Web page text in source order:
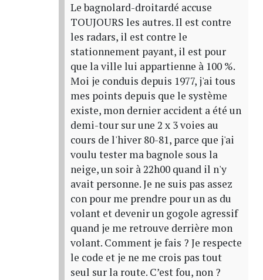
Le bagnolard-droitardé accuse
TOUJOURS les autres. Il est contre
les radars, il est contre le
stationnement payant, il est pour
que la ville lui appartienne à 100 %.
Moi je conduis depuis 1977, j'ai tous
mes points depuis que le système
existe, mon dernier accident a été un
demi-tour sur une 2 x 3 voies au
cours de l'hiver 80-81, parce que j'ai
voulu tester ma bagnole sous la
neige, un soir à 22h00 quand il n'y
avait personne. Je ne suis pas assez
con pour me prendre pour un as du
volant et devenir un gogole agressif
quand je me retrouve derrière mon
volant. Comment je fais ? Je respecte
le code et je ne me crois pas tout
seul sur la route. C’est fou, non ?